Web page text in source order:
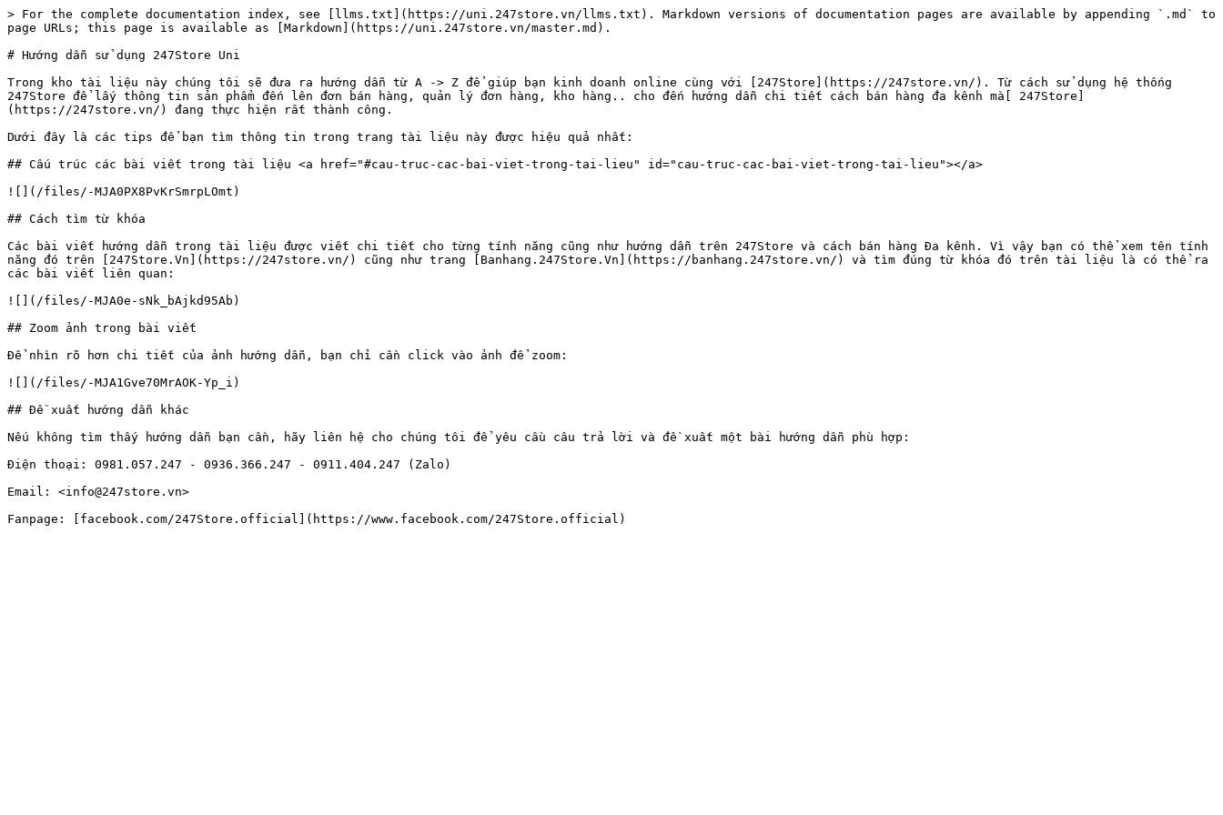
> For the complete documentation index, see [llms.txt](https://uni.247store.vn/llms.txt). Markdown versions of documentation pages are available by appending `.md` to
page URLs; this page is available as [Markdown](https://uni.247store.vn/master.md).
# Hướng dẫn sử dụng 247Store Uni
Trong kho tài liệu này chúng tôi sẽ đưa ra hướng dẫn từ A -> Z để giúp bạn kinh doanh online cùng với [247Store](https://247store.vn/). Từ cách sử dụng hệ thống
247Store để lấy thông tin sản phẩm đến lên đơn bán hàng, quản lý đơn hàng, kho hàng.. cho đến hướng dẫn chi tiết cách bán hàng đa kênh mà[ 247Store]
(https://247store.vn/) đang thực hiện rất thành công.
Dưới đây là các tips để bạn tìm thông tin trong trang tài liệu này được hiệu quả nhất:
## Cấu trúc các bài viết trong tài liệu <a href="#cau-truc-cac-bai-viet-trong-tai-lieu" id="cau-truc-cac-bai-viet-trong-tai-lieu"></a>
![](/files/-MJA0PX8PvKrSmrpLOmt)
## Cách tìm từ khóa
Các bài viết hướng dẫn trong tài liệu được viết chi tiết cho từng tính năng cũng như hướng dẫn trên 247Store và cách bán hàng Đa kênh. Vì vậy bạn có thể xem tên tính
năng đó trên [247Store.Vn](https://247store.vn/) cũng như trang [Banhang.247Store.Vn](https://banhang.247store.vn/) và tìm đúng từ khóa đó trên tài liệu là có thể ra
các bài viết liên quan:
![](/files/-MJA0e-sNk_bAjkd95Ab)
## Zoom ảnh trong bài viết
Để nhìn rõ hơn chi tiết của ảnh hướng dẫn, bạn chỉ cần click vào ảnh để zoom:
![](/files/-MJA1Gve70MrAOK-Yp_i)
## Đề xuất hướng dẫn khác
Nếu không tìm thấy hướng dẫn bạn cần, hãy liên hệ cho chúng tôi để yêu cầu câu trả lời và đề xuất một bài hướng dẫn phù hợp:
Điện thoại: 0981.057.247 - 0936.366.247 - 0911.404.247 (Zalo)
Email: <info@247store.vn>